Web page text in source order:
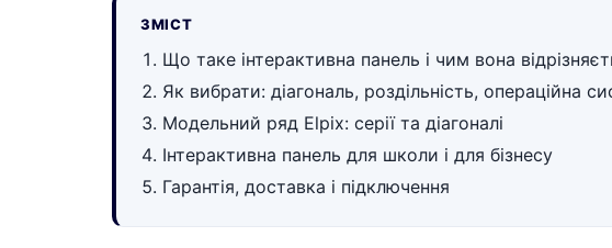
ЗМІСТ
Що таке інтерактивна панель і чим вона
Як вибрати: діагональ, роздільність, операційна
Модельний ряд Elpix: серії та діагоналі
Інтерактивна панель для школи і для бізнесу
Гарантія, доставка і підключення